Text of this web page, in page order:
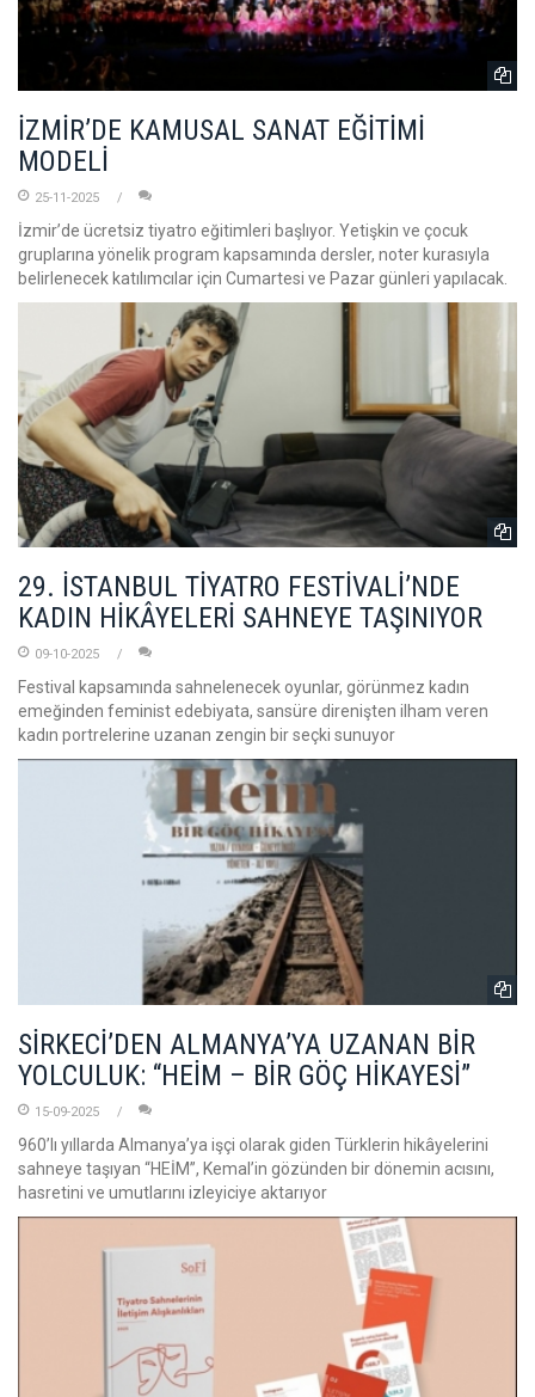
İZMİR’DE KAMUSAL SANAT EĞİTİMİ
MODELİ
25-11-2025
İzmir’de ücretsiz tiyatro eğitimleri başlıyor. Yetişkin ve çocuk
gruplarına yönelik program kapsamında dersler, noter kurasıyla
belirlenecek katılımcılar için Cumartesi ve Pazar günleri yapılacak.
29. İSTANBUL TİYATRO FESTİVALİ’NDE
KADIN HİKÂYELERİ SAHNEYE TAŞINIYOR
09-10-2025
Festival kapsamında sahnelenecek oyunlar, görünmez kadın
emeğinden feminist edebiyata, sansüre direnişten ilham veren
kadın portrelerine uzanan zengin bir seçki sunuyor
SİRKECİ’DEN ALMANYA’YA UZANAN BİR
YOLCULUK: “HEİM – BİR GÖÇ HİKAYESİ”
15-09-2025
960’lı yıllarda Almanya’ya işçi olarak giden Türklerin hikâyelerini
sahneye taşıyan “HEİM”, Kemal’in gözünden bir dönemin acısını,
hasretini ve umutlarını izleyiciye aktarıyor